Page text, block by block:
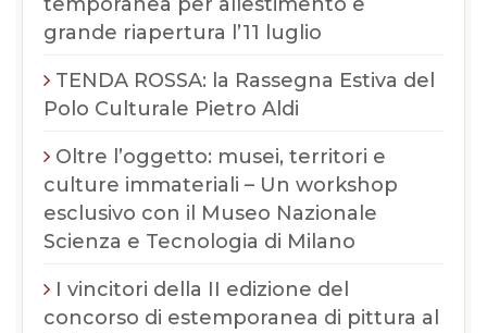
grande riapertura l’11 luglio
TENDA ROSSA: la Rassegna Estiva del
Polo Culturale Pietro Aldi
Oltre l’oggetto: musei, territori e
culture immateriali – Un workshop
esclusivo con il Museo Nazionale
Scienza e Tecnologia di Milano
I vincitori della II edizione del
concorso di estemporanea di pittura al